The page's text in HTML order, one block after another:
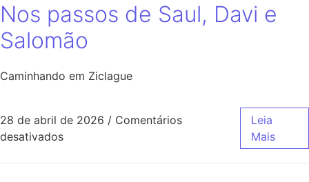
Nos passos de Saul, Davi e
Salomão
Caminhando em Ziclague
28 de abril de 2026 / Comentários
desativados
Leia
Mais